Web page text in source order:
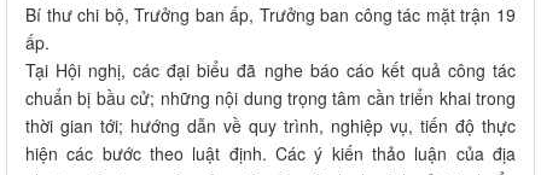
Bí thư chi bộ, Trưởng ban ấp, Trưởng ban công tác mặt trận 19
ấp.
Tại Hội nghị, các đại biểu đã nghe báo cáo kết quả công tác
chuẩn bị bầu cử; những nội dung trọng tâm cần triển khai trong
thời gian tới; hướng dẫn về quy trình, nghiệp vụ, tiến độ thực
hiện các bước theo luật định. Các ý kiến thảo luận của địa